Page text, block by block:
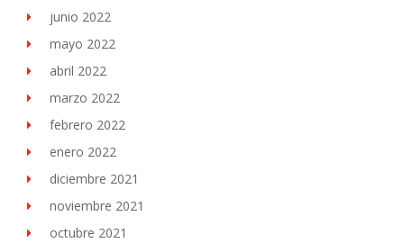
junio 2022
mayo 2022
abril 2022
marzo 2022
febrero 2022
enero 2022
diciembre 2021
noviembre 2021
octubre 2021